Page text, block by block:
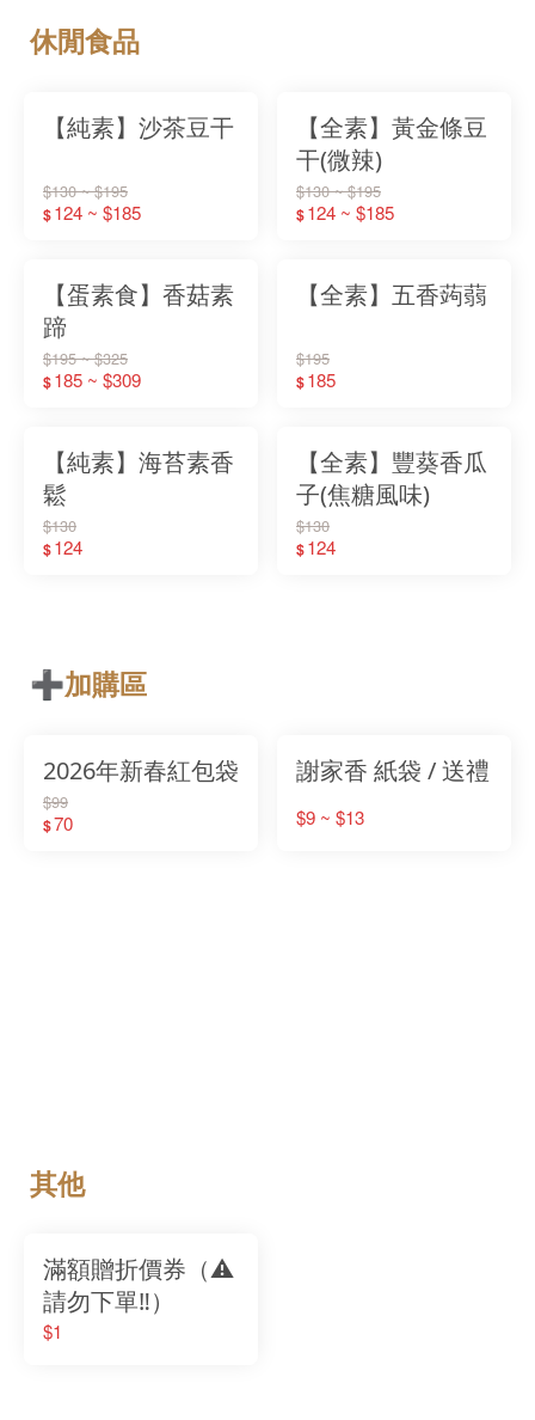
休閒食品
【純素】沙茶豆干
$130 ~ $195
$124 ~ $185
【全素】黃金條豆
干(微辣)
$130 ~ $195
$124 ~ $185
【蛋素食】香菇素
蹄
$195 ~ $325
$185 ~ $309
【全素】五香蒟蒻
$195
$185
【純素】海苔素香
鬆
$130
$124
【全素】豐葵香瓜
子(焦糖風味)
$130
$124
➕加購區
2026年新春紅包袋
$99
$70
謝家香 紙袋 / 送禮
$9 ~ $13
其他
滿額贈折價券（⚠️
請勿下單‼️）
$1